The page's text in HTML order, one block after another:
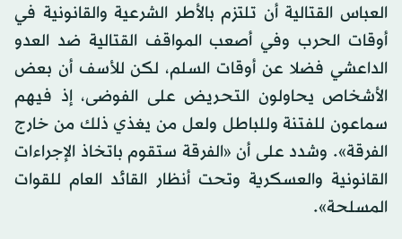
العباس القتالية أن تلتزم بالأطر الشرعية والقانونية في
أوقات الحرب وفي أصعب المواقف القتالية ضد العدو
الداعشي فضلا عن أوقات السلم، لكن للأسف أن بعض
الأشخاص يحاولون التحريض على الفوضى، إذ فيهم
سماعون للفتنة وللباطل ولعل من يغذي ذلك من خارج
الفرقة». وشدد على أن «الفرقة ستقوم باتخاذ الإجراءات
القانونية والعسكرية وتحت أنظار القائد العام للقوات
المسلحة».